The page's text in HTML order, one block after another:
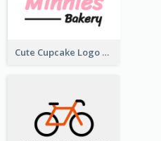
Cute Cupcake Logo For Bakery